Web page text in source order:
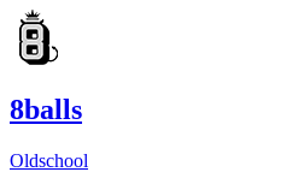
8balls
Oldschool